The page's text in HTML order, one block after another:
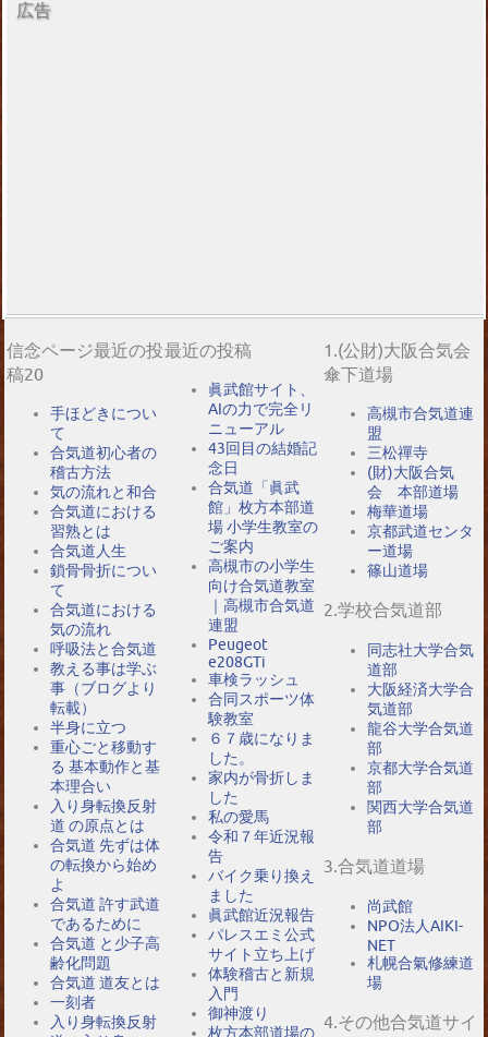
広告
信念ページ最近の投
稿20
手ほどきについ
て
合気道初心者の
稽古方法
気の流れと和合
合気道における
習熟とは
合気道人生
鎖骨骨折につい
て
合気道における
気の流れ
呼吸法と合気道
教える事は学ぶ
事（ブログより
転載）
半身に立つ
重心ごと移動す
る 基本動作と基
本理合い
入り身転換反射
道 の原点とは
合気道 先ずは体
の転換から始め
よ
合気道 許す武道
であるために
合気道 と少子高
齢化問題
合気道 道友とは
一刻者
入り身転換反射
最近の投稿
眞武館サイト、
AIの力で完全リ
ニューアル
43回目の結婚記
念日
合気道「眞武
館」枚方本部道
場 小学生教室の
ご案内
高槻市の小学生
向け合気道教室
｜高槻市合気道
連盟
Peugeot
e208GTi
車検ラッシュ
合同スポーツ体
験教室
６７歳になりま
した。
家内が骨折しま
した
私の愛馬
令和７年近況報
告
バイク乗り換え
ました
眞武館近況報告
パレスエミ公式
サイト立ち上げ
体験稽古と新規
入門
御神渡り
枚方本部道場の
1.(公財)大阪合気会
傘下道場
高槻市合気道連
盟
三松禪寺
(財)大阪合気
会 本部道場
梅華道場
京都武道センタ
ー道場
篠山道場
2.学校合気道部
同志社大学合気
道部
大阪経済大学合
気道部
龍谷大学合気道
部
京都大学合気道
部
関西大学合気道
部
3.合気道道場
尚武館
NPO法人AIKI-
NET
札幌合氣修練道
場
4.その他合気道サイ